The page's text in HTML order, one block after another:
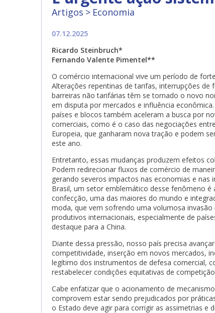
Artigos Economia
07.12.2025
Ricardo Steinbruch*
Fernando Valente Pimentel**
O comércio internacional vive um período de
Alterações repentinas de tarifas, interrupções de
barreiras não tarifárias têm se tornado o novo
em disputa por mercados e influência
países e blocos também aceleram a busca por
comerciais, como é o caso das negociações
Europeia, que ganharam nova tração e podem
este ano.
Entretanto, essas mudanças produzem efeitos
Podem redirecionar fluxos de comércio de
gerando severos impactos nas economias e nas
Brasil, um setor emblemático desse fenômeno é
confecção, uma das maiores do mundo e
moda, que vem sofrendo uma volumosa invasão
produtivos internacionais, especialmente de
destaque para a China.
Diante dessa pressão, nosso país precisa
competitividade, inserção em novos mercados,
legítimo dos instrumentos de defesa comercial,
restabelecer condições equitativas de
Cabe enfatizar que o acionamento de
comprovem estar sendo prejudicados por
o Estado deve agir para corrigir as assimetrias e